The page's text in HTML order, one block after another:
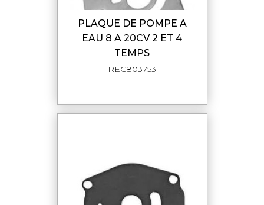
PLAQUE DE POMPE A
EAU 8 A 20CV 2 ET 4
TEMPS
REC803753